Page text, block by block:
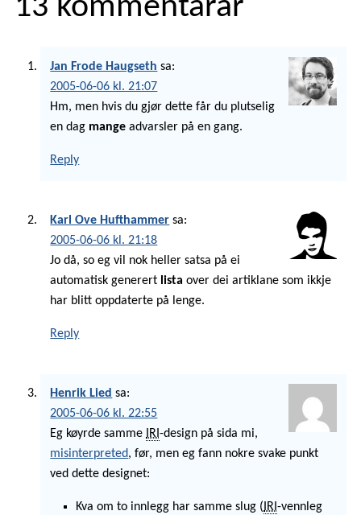
13 kommentarar
Jan Frode Haugseth sa:
2005-06-06 kl. 21:07
Hm, men hvis du gjør dette får du plutselig
en dag mange advarsler på en gang.
Reply
Karl Ove Hufthammer sa:
2005-06-06 kl. 21:18
Jo då, so eg vil nok heller satsa på ei
automatisk generert lista over dei artiklane som ikkje
har blitt oppdaterte på lenge.
Reply
Henrik Lied sa:
2005-06-06 kl. 22:55
Eg køyrde sammeIRI-design på sida mi,
misinterpreted, før, men eg fann nokre svake punkt
ved dette designet:
Kva om to innlegg har samme slug (IRI-vennleg